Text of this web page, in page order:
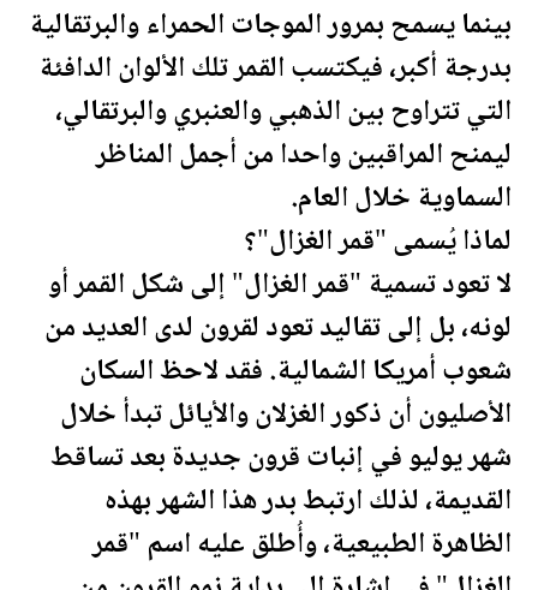
بينما يسمح بمرور الموجات الحمراء والبرتقالية
بدرجة أكبر، فيكتسب القمر تلك الألوان الدافئة
التي تتراوح بين الذهبي والعنبري والبرتقالي،
ليمنح المراقبين واحدا من أجمل المناظر
السماوية خلال العام.
لماذا يُسمى "قمر الغزال"؟
لا تعود تسمية "قمر الغزال" إلى شكل القمر أو
لونه، بل إلى تقاليد تعود لقرون لدى العديد من
شعوب أمريكا الشمالية. فقد لاحظ السكان
الأصليون أن ذكور الغزلان والأيائل تبدأ خلال
شهر يوليو في إنبات قرون جديدة بعد تساقط
القديمة، لذلك ارتبط بدر هذا الشهر بهذه
الظاهرة الطبيعية، وأُطلق عليه اسم "قمر